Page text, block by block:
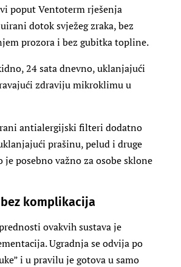
poput Ventoterm rješenja
dotok svježeg zraka, bez
prozora i bez gubitka topline.
24 sata dnevno, uklanjajući
zdraviju mikroklimu u
antialergijski filteri dodatno
prašinu, pelud i druge
je posebno važno za osobe sklone
komplikacija
ovakvih sustava je
Ugradnja se odvija po
i u pravilu je gotova u samo